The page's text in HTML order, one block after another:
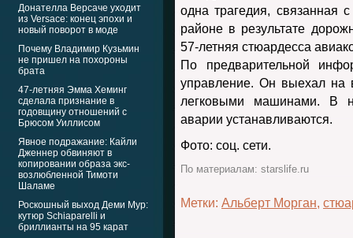
Донателла Версаче уходит
из Versace: конец эпохи и
новый поворот в моде
Почему Владимир Кузьмин
не пришел на похороны
брата
47-летняя Эмма Хеминг
сделала признание в
годовщину отношений с
Брюсом Уиллисом
Явное подражание: Кайли
Дженнер обвиняют в
копировании образа экс-
возлюбленной Тимоти
Шаламе
Роскошный выход Деми Мур:
кутюр Schiaparelli и
бриллианты на 95 карат
одна трагедия, связанная
районе в результате
57-летняя стюардесса
По предварительной
управление. Он выехал на
легковыми машинами. В
аварии устанавливаются.
Фото: соц. сети.
По материалам: starslife.ru
Метки: Альберт Морган,